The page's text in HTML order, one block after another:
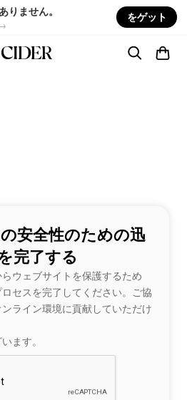
りません。 をゲット
安全性のための迅
完了する
ウェブサイトを保護するため
セスを完了してください。ご協
ライン環境に貢献していただけ
ます。